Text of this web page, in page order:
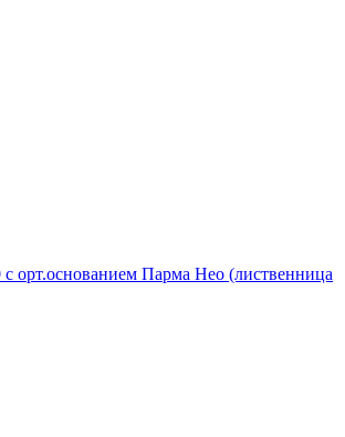
орт.основанием Парма Нео (лиственница